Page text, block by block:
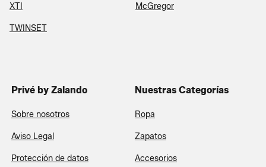
XTI McGregor
TWINSET
Privé by Zalando
Sobre nosotros
Aviso Legal
Protección de datos
Nuestras Categorías
Ropa
Zapatos
Accesorios